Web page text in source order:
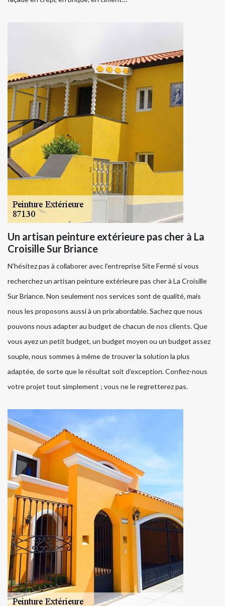
Un artisan peinture extérieure pas cher à La
Croisille Sur Briance
N’hésitez pas à collaborer avec l’entreprise Site Fermé si vous
recherchez un artisan peinture extérieure pas cher à La Croisille
Sur Briance. Non seulement nos services sont de qualité, mais
nous les proposons aussi à un prix abordable. Sachez que nous
pouvons nous adapter au budget de chacun de nos clients. Que
vous ayez un petit budget, un budget moyen ou un budget assez
souple, nous sommes à même de trouver la solution la plus
adaptée, de sorte que le résultat soit d’exception. Confiez-nous
votre projet tout simplement ; vous ne le regretterez pas.